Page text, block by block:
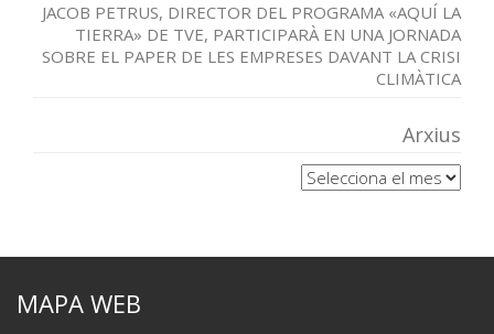
JACOB PETRUS, DIRECTOR DEL PROGRAMA «AQUÍ LA
TIERRA» DE TVE, PARTICIPARÀ EN UNA JORNADA
SOBRE EL PAPER DE LES EMPRESES DAVANT LA CRISI
CLIMÀTICA
Arxius
Arxius
MAPA WEB